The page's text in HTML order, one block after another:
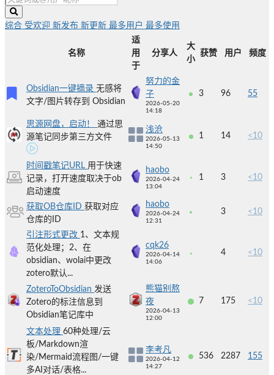
综合 受欢迎 新发布 新更新 最多用户 最多使用
名称
适
用
于
分享人
大
小
获赞 用户 频度
Obsidian一键摘录 无感将
文字/图片转存到 Obsidian
努力的金
子
2026-05-20
14:18
3 96 55
思源网盘，启动！ 通过思
源笔记同步第三方文件
浅沧
2026-05-13
14:50
1 14 <10
时间戳笔记URL 用于快速
记录，打开速度取决于ob
启动速度
haobo
2026-04-24
13:04
1 3 <10
获取OB仓库ID 获取对应
仓库的ID
haobo
2026-04-24
12:31
3 <10
引注形式更改 1、文本规
范化处理；2、在
obsidian、wolai中更改
zotero默认...
cqk26
2026-04-14
14:06
4 <10
ZoteroToObsidian 发送
Zotero的标注信息到
Obsidian笔记库中
熊猫别熬
夜
2026-04-13
12:00
7 175 <10
文本处理 60种处理/云
板/Markdown渲
染/Mermaid流程图/一键
多AI对话/表格...
李考凡
2026-04-12
14:27
536 2287 155